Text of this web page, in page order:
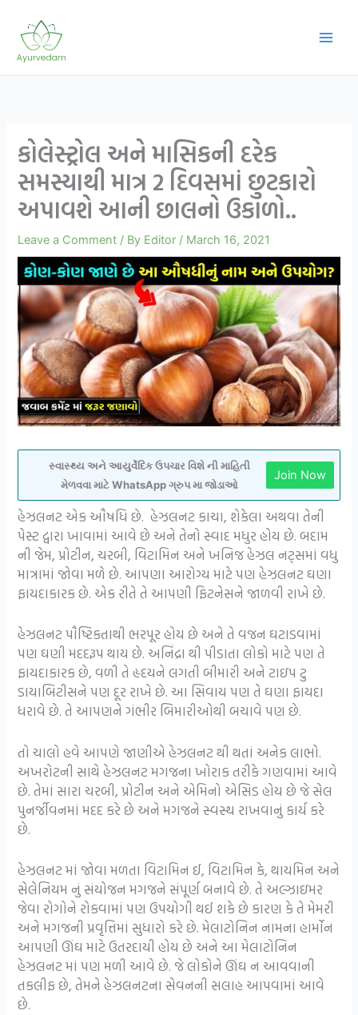
content
કોલેસ્ટ્રોલ અને માસિકની દરેક
સમસ્યાથી માત્ર 2 દિવસમાં છુટકારો
અપાવશે આની છાલનો ઉકાળો..
Leave a Comment / By Editor / March 16, 2021
સ્વાસ્થ્ય અને આયુર્વેદિક ઉપચાર વિશે ની માહિતી
મેળવવા માટે WhatsApp ગ્રુપ મા જોડાઓ
Join Now
હેઝલનટ એક ઔષધિ છે. હેઝલનટ કાચા, શેકેલા અથવા તેની
પેસ્ટ દ્વારા ખાવામાં આવે છે અને તેનો સ્વાદ મધુર હોય છે. બદામ
ની જેમ, પ્રોટીન, ચરબી, વિટામિન અને ખનિજ હેઝલ નટ્સમાં વધુ
માત્રામાં જોવા મળે છે. આપણા આરોગ્ય માટે પણ હેઝલનટ ઘણા
ફાયદાકારક છે. એક રીતે તે આપણી ફિટનેસને જાળવી રાખે છે.
હેઝલનટ પૌષ્ટિકતાથી ભરપૂર હોય છે અને તે વજન ઘટાડવામાં
પણ ઘણી મદદરૂપ થાય છે. અનિંદ્રા થી પીડાતા લોકો માટે પણ તે
ફાયદાકારક છે, વળી તે હૃદયને લગતી બીમારી અને ટાઇપ ટુ
ડાયાબિટીસને પણ દૂર રાખે છે. આ સિવાય પણ તે ઘણા ફાયદા
ધરાવે છે. તે આપણને ગંભીર બિમારીઓથી બચાવે પણ છે.
તો ચાલો હવે આપણે જાણીએ હેઝલનટ થી થતાં અનેક લાભો.
અખરોટની સાથે હેઝલનટ મગજના ખોરાક તરીકે ગણવામાં આવે
છે. તેમાં સારા ચરબી, પ્રોટીન અને એમિનો એસિડ હોય છે જે સેલ
પુનર્જીવનમાં મદદ કરે છે અને મગજને સ્વસ્થ રાખવાનું કાર્ય કરે
છે.
હેઝલનટ માં જોવા મળતા વિટામિન ઈ, વિટામિન કે, થાયમિન અને
સેલેનિયમ નું સંયોજન મગજને સંપૂર્ણ બનાવે છે. તે અલ્ઝાઇમર
જેવા રોગોને રોકવામાં પણ ઉપયોગી થઈ શકે છે કારણ કે તે મેમરી
અને મગજની પ્રવૃત્તિમાં સુધારો કરે છે. મેલાટોનિન નામના હાર્મોન
આપણી ઊંઘ માટે ઉતરદાયી હોય છે અને આ મેલાટોનિન
હેઝલનટ માં પણ મળી આવે છે. જે લોકોને ઊંઘ ન આવવાની
તકલીફ છે, તેમને હેઝલનટના સેવનની સલાહ આપવામાં આવે
છે.